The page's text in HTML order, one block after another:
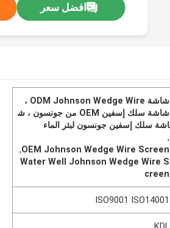
افضل سعر
شاشة ODM Johnson Wedge Wire ،
شاشة سلك إسفين OEM من جونسون ، ش
اشة سلك إسفين جونسون لبئر الماء
,
OEM Johnson Wedge Wire Screen
,
Water Well Johnson Wedge Wire S
creen
ISO9001 ISO14001
KDL